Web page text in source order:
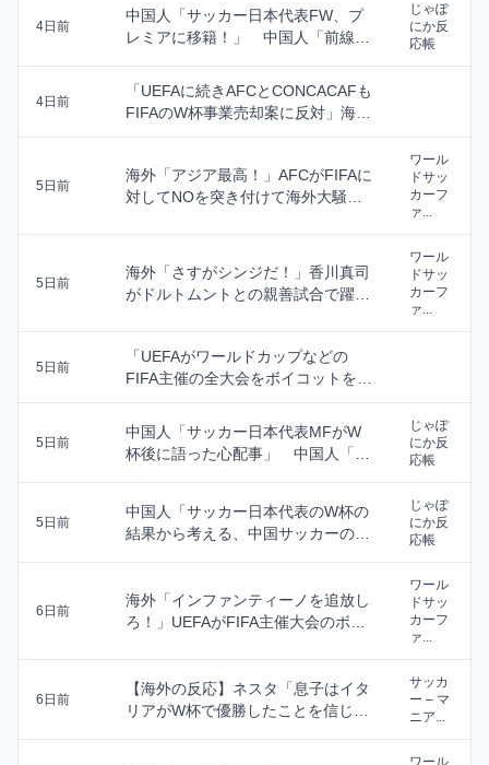
4日前
中国人「サッカー日本代表FW、プ
レミアに移籍！」 中国人「前線の
じゃぽ
にか反
応帳
4日前
「UEFAに続きAFCとCONCACAFも
FIFAのW杯事業売却案に反対」海外
の...
5日前
海外「アジア最高！」AFCがFIFAに
対してNOを突き付けて海外大騒
ワール
ドサッ
カーフ
ァ...
5日前
海外「さすがシンジだ！」香川真司
がドルトムントとの親善試合で躍動
ワール
ドサッ
カーフ
ァ...
5日前
「UEFAがワールドカップなどの
FIFA主催の全大会をボイコットを表
明」海外の反...
5日前
中国人「サッカー日本代表MFがW
杯後に語った心配事」 中国人「心
じゃぽ
にか反
応帳
5日前
中国人「サッカー日本代表のW杯の
結果から考える、中国サッカーのあ
じゃぽ
にか反
応帳
6日前
海外「インファンティーノを追放し
ろ！」UEFAがFIFA主催大会のボイ
ワール
ドサッ
カーフ
ァ...
6日前
【海外の反応】ネスタ「息子はイタ
リアがW杯で優勝したことを信じて
サッカ
ー – マ
ニア...
ワール